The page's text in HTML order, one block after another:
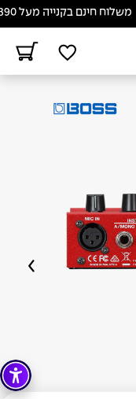
משלוח חינם בקנייה מעל ₪390